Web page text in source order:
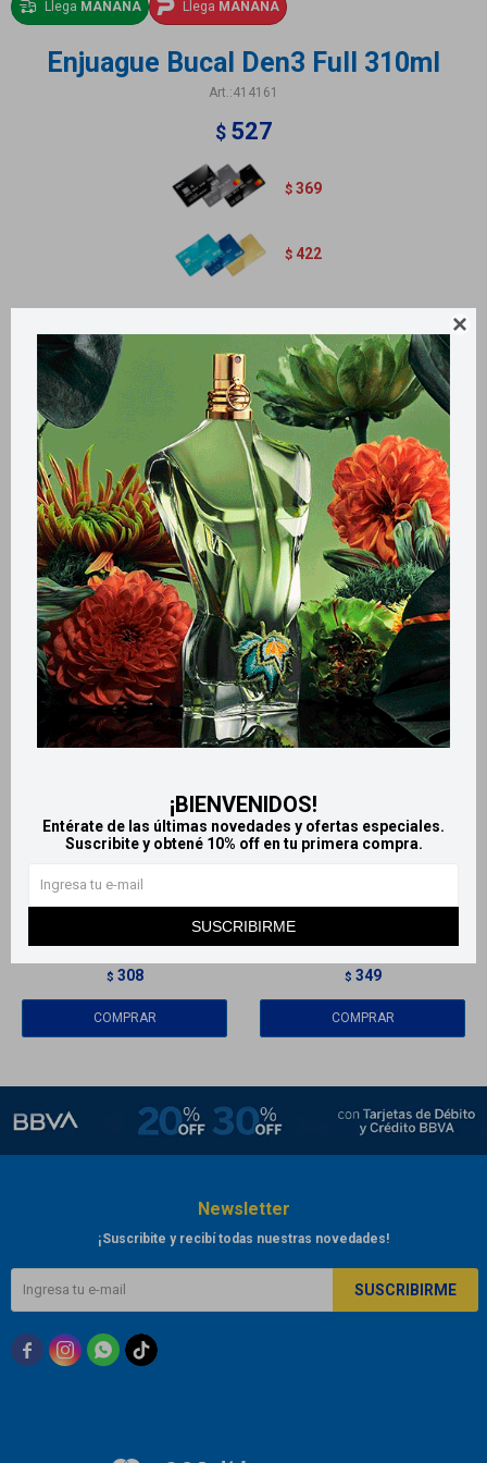

¡BIENVENIDOS!
Entérate de las últimas novedades y ofertas especiales.
Suscribite y obtené 10% off en tu primera compra.
SUSCRIBIRME
Llega MAÑANA Llega MAÑANA
Enjuague Bucal Den3 Full 310ml
414161
$ 527
$ 369
$ 422
Métodos y costos de envío
Retiros gratuitos en tiendas
Productos que te pueden interesar
LlegaMAÑANA
MAÑANA
Enjuague bucal Bio dent -
Cuidado diario Menta
$ 308
Llega MAÑANA
Enjuague Bucal Den3 ZN
310ml
$ 349
Newsletter
¡Suscribite y recibí todas nuestras novedades!
SUSCRIBIRME
  